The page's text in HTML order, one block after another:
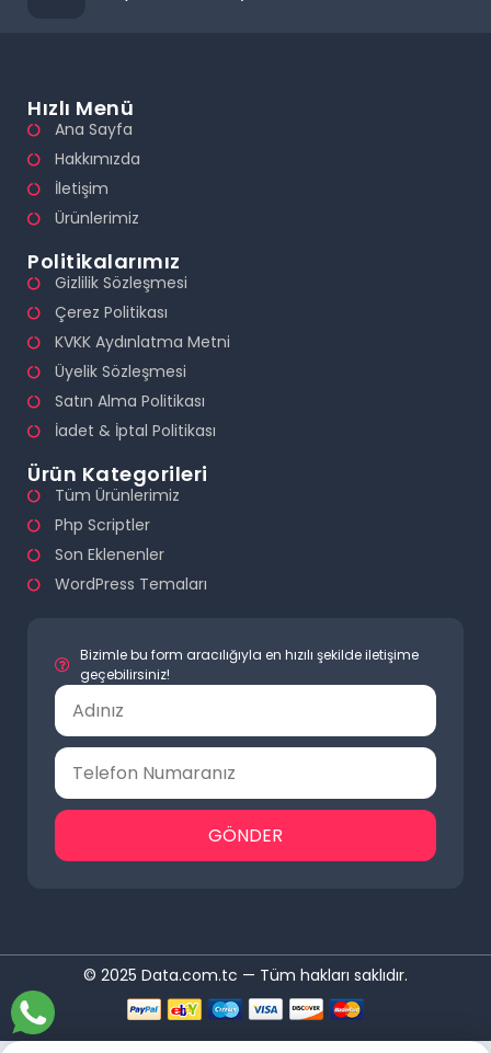
Hızlı Menü
Ana Sayfa
Hakkımızda
İletişim
Ürünlerimiz
Politikalarımız
Gizlilik Sözleşmesi
Çerez Politikası
KVKK Aydınlatma Metni
Üyelik Sözleşmesi
Satın Alma Politikası
İadet & İptal Politikası
Ürün Kategorileri
Tüm Ürünlerimiz
Php Scriptler
Son Eklenenler
WordPress Temaları
Bizimle bu form aracılığıyla en hızılı şekilde iletişime
geçebilirsiniz!
GÖNDER
© 2025 Data.com.tc — Tüm hakları saklıdır.